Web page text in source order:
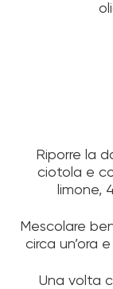
Riporre la
ciotola e
limone,
Mescolare
circa un’ora
Una volta